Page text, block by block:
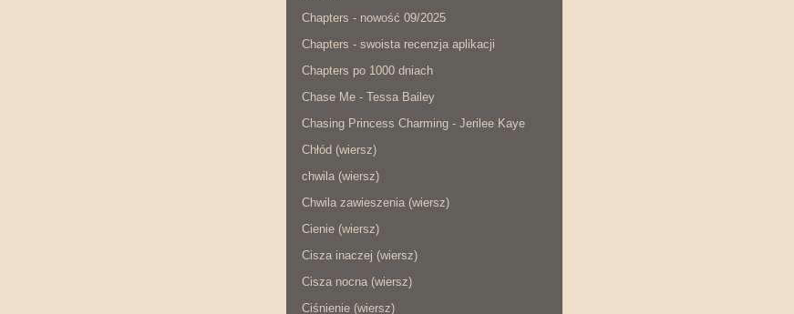
Chapters - nowość 09/2025
Chapters - swoista recenzja aplikacji
Chapters po 1000 dniach
Chase Me - Tessa Bailey
Chasing Princess Charming - Jerilee Kaye
Chłód (wiersz)
chwila (wiersz)
Chwila zawieszenia (wiersz)
Cienie (wiersz)
Cisza inaczej (wiersz)
Cisza nocna (wiersz)
Ciśnienie (wiersz)